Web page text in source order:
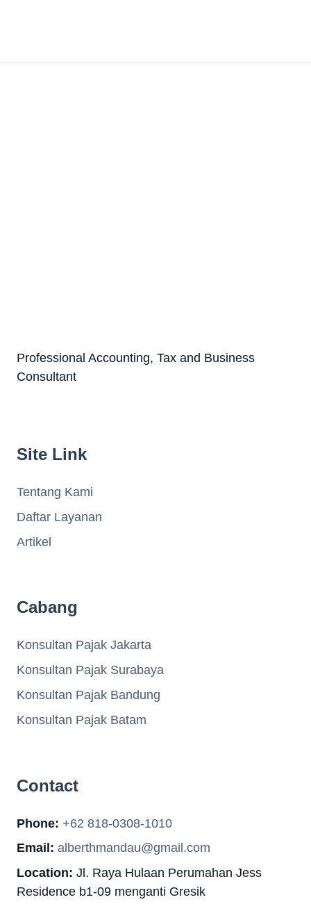
Professional Accounting, Tax and Business
Consultant
Site Link
Tentang Kami
Daftar Layanan
Artikel
Cabang
Konsultan Pajak Jakarta
Konsultan Pajak Surabaya
Konsultan Pajak Bandung
Konsultan Pajak Batam
Contact
Phone: +62 818-0308-1010
Email: alberthmandau@gmail.com
Location: Jl. Raya Hulaan Perumahan Jess
Residence b1-09 menganti Gresik